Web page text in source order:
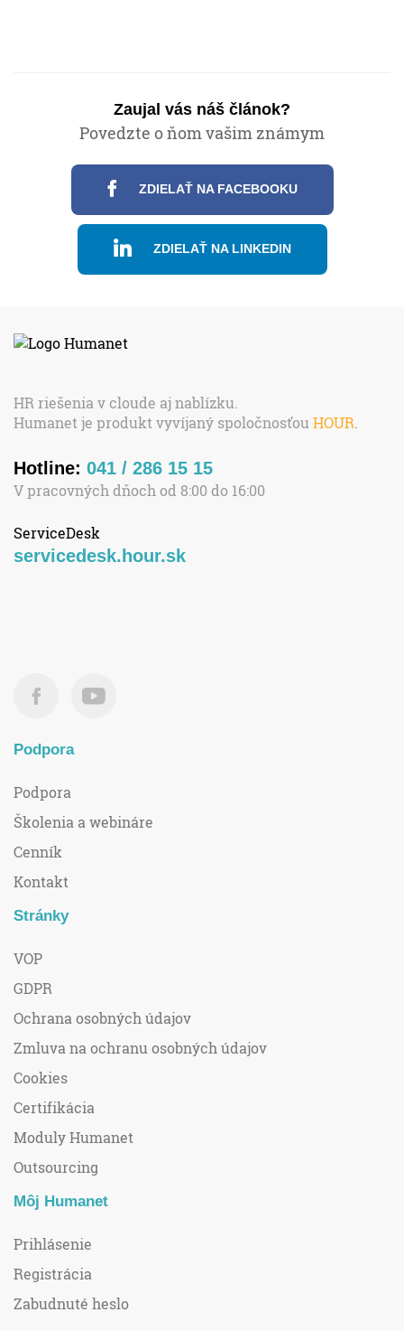
Zaujal vás náš článok?
Povedzte o ňom vašim známym
ZDIELAŤ NA FACEBOOKU
ZDIELAŤ NA LINKEDIN
HR riešenia v cloude aj nablízku.
Humanet je produkt vyvíjaný spoločnosťou HOUR
Hotline: 041 / 286 15 15
V pracovných dňoch od 8:00 do 16:00
ServiceDesk
servicedesk.hour.sk
Podpora
Podpora
Školenia a webináre
Cenník
Kontakt
Stránky
VOP
GDPR
Ochrana osobných údajov
Zmluva na ochranu osobných údajov
Cookies
Certifikácia
Moduly Humanet
Outsourcing
Môj Humanet
Prihlásenie
Registrácia
Zabudnuté heslo